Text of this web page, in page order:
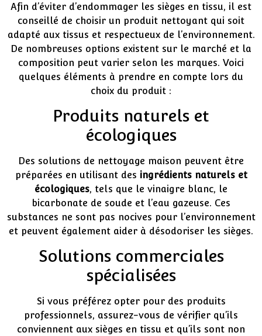
Afin d’éviter d’endommager les sièges en tissu, il est
conseillé de choisir un produit nettoyant qui soit
adapté aux tissus et respectueux de l’environnement.
De nombreuses options existent sur le marché et la
composition peut varier selon les marques. Voici
quelques éléments à prendre en compte lors du
choix du produit :
Produits naturels et
écologiques
Des solutions de nettoyage maison peuvent être
préparées en utilisant des ingrédients naturels et
écologiques, tels que le vinaigre blanc, le
bicarbonate de soude et l’eau gazeuse. Ces
substances ne sont pas nocives pour l’environnement
et peuvent également aider à désodoriser les sièges.
Solutions commerciales
spécialisées
Si vous préférez opter pour des produits
professionnels, assurez-vous de vérifier qu’ils
conviennent aux sièges en tissu et qu’ils sont non